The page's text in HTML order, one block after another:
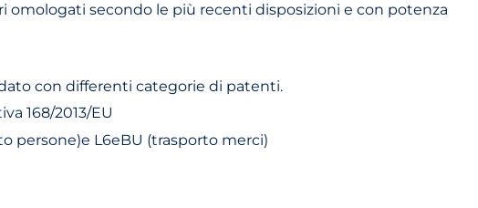
secondo le più recenti disposizioni e con potenza
con differenti categorie di patenti.
168/2013/EU
persone)e L6eBU (trasporto merci)